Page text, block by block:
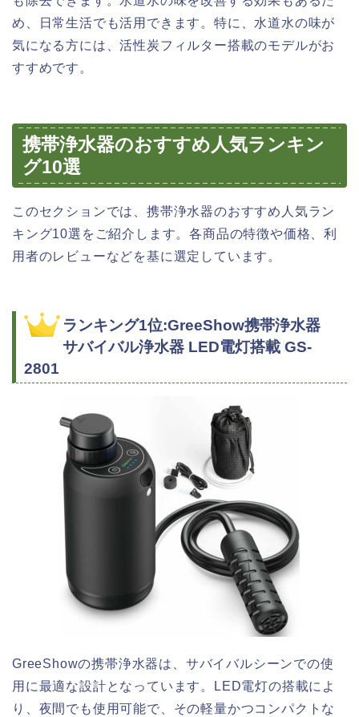
め、日常生活でも活用できます。特に、水道水の味が
気になる方には、活性炭フィルター搭載のモデルがお
すすめです。
携帯浄水器のおすすめ人気ランキン
グ10選
このセクションでは、携帯浄水器のおすすめ人気ラン
キング10選をご紹介します。各商品の特徴や価格、利
用者のレビューなどを基に選定しています。
ランキング1位:GreeShow携帯浄水器
サバイバル浄水器 LED電灯搭載 GS-
2801
GreeShowの携帯浄水器は、サバイバルシーンでの使
用に最適な設計となっています。LED電灯の搭載によ
り、夜間でも使用可能で、その軽量かつコンパクトな